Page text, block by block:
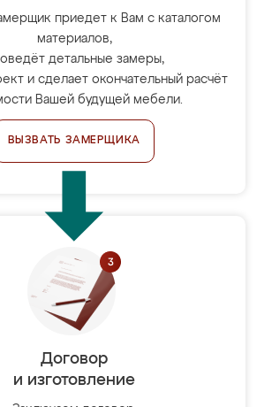
приедет к Вам с каталогом
материалов,
детальные замеры,
и сделает окончательный расчёт
Вашей будущей мебели.
ВЫЗВАТЬ ЗАМЕРЩИКА
Договор
и изготовление